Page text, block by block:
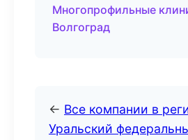
Многопрофильные
Волгоград
← Все компании в
Уральский